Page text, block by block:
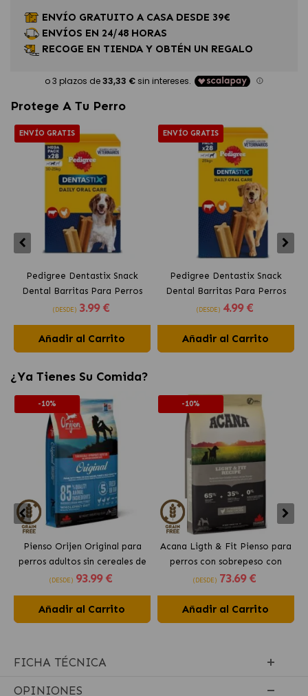
ENVÍO GRATUITO A CASA DESDE 39€
ENVÍOS EN 24/48 HORAS
RECOGE EN TIENDA Y OBTÉN UN REGALO
Protege A Tu Perro
ENVÍO GRATIS
Pedigree Dentastix Snack
Dental Barritas Para Perros
Medianos 10-25 kg
(DESDE) 3.99 €
Añadir al Carrito
ENVÍO GRATIS
Pedigree Dentastix Snack
Dental Barritas Para Perros
Grandes +25 kg
(DESDE) 4.99 €
Añadir al Carrito
¿Ya Tienes Su Comida?
-10%
Pienso Orijen Original para
perros adultos sin cereales de
pollo
(DESDE) 93.99 €
Añadir al Carrito
-10%
Acana Ligth & Fit Pienso para
perros con sobrepeso con
pollo fresco
(DESDE) 73.69 €
Añadir al Carrito
FICHA TÉCNICA
OPINIONES